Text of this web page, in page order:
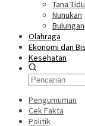
Tana
Nunukan
Bulungan
Olahraga
Ekonomi dan
Kesehatan
Pengumuman
Cek Fakta
Politik